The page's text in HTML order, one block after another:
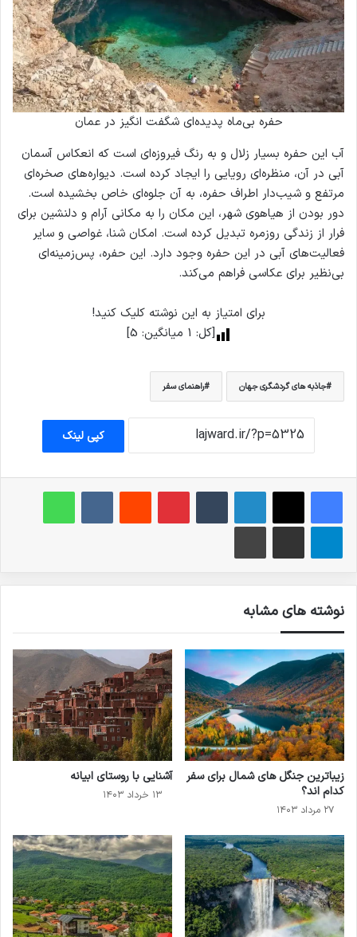
حفره بی‌ماه پدیده‌ای شگفت انگیز در عمان
آب این حفره بسیار زلال و به رنگ فیروزه‌ای است که انعکاس آسمان
آبی در آن، منظره‌ای رویایی را ایجاد کرده است. دیواره‌های صخره‌ای
مرتفع و شیب‌دار اطراف حفره، به آن جلوه‌ای خاص بخشیده است.
دور بودن از هیاهوی شهر، این مکان را به مکانی آرام و دلنشین برای
فرار از زندگی روزمره تبدیل کرده است. امکان شنا، غواصی و سایر
فعالیت‌های آبی در این حفره وجود دارد. این حفره، پس‌زمینه‌ای
بی‌نظیر برای عکاسی فراهم می‌کند.
برای امتیاز به این نوشته کلیک کنید!
[کل: 1 میانگین: 5
]
جاذبه های گردشگری جهان راهنمای سفر
کپی لینک
فیس بوک X لینکدین ‫تامبلر ‫پین‌ترست‫رددیت ‫VKontakteواتس آپ
تلگرام اشتراک گذاری از طریق ایمیل چاپ
نوشته های مشابه
زیباترین جنگل ‌های شمال برای سفر
کدام اند؟
۲۷ مرداد ۱۴۰۳
آشنایی با روستای ابیانه
۱۳ خرداد ۱۴۰۳